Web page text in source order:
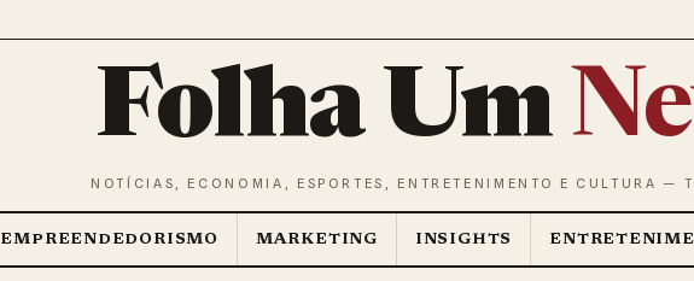
Folha Um
NOTÍCIAS, ECONOMIA, ESPORTES, ENTRETENIMENTO E CULTURA —
EMPREENDEDORISMO MARKETING INSIGHTS